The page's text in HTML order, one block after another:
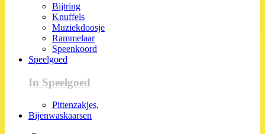
Bijtring
Knuffels
Muziekdoosje
Rammelaar
Speenkoord
Speelgoed
In Speelgoed
Pittenzakjes,
Bijenwaskaarsen